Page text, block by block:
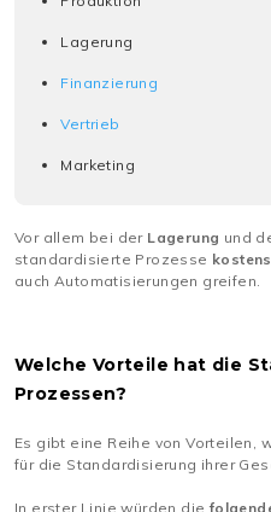
Lagerung
Finanzierung
Vertrieb
Marketing
Vor allem bei der Lagerung und
standardisierte Prozesse
auch Automatisierungen greifen.
Welche Vorteile hat die
Prozessen?
Es gibt eine Reihe von Vorteilen,
für die Standardisierung ihrer
In erster Linie würden die